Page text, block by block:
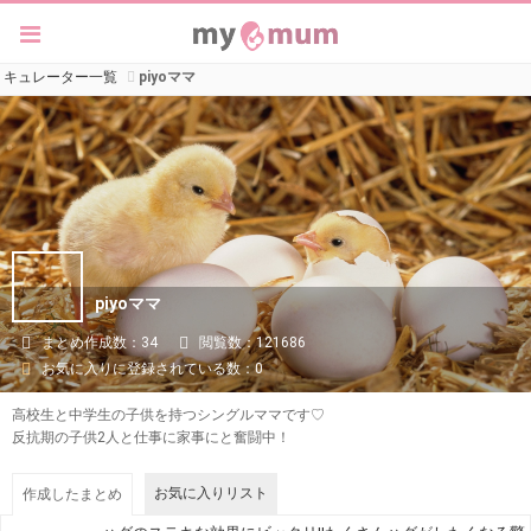
キュレーター一覧 piyoママ
piyoママ
まとめ作成数：34
閲覧数：121686
お気に入りに登録されている数：0
高校生と中学生の子供を持つシングルママです♡
反抗期の子供2人と仕事に家事にと奮闘中！
作成したまとめ お気に入りリスト